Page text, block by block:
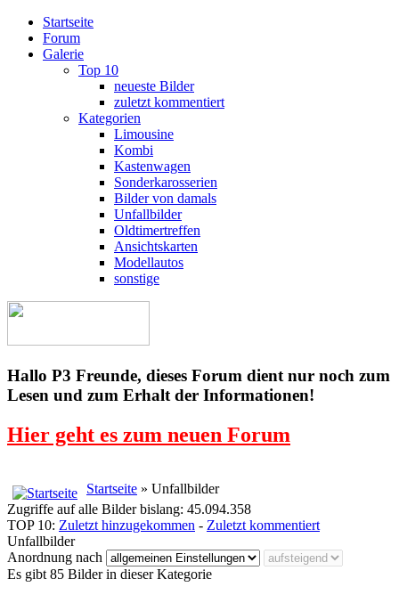
Startseite
Forum
Galerie
Top 10
neueste Bilder
zuletzt kommentiert
Kategorien
Limousine
Kombi
Kastenwagen
Sonderkarosserien
Bilder von damals
Unfallbilder
Oldtimertreffen
Ansichtskarten
Modellautos
sonstige
Hallo P3 Freunde, dieses Forum dient nur noch zum
Lesen und zum Erhalt der Informationen!
Hier geht es zum neuen Forum
Startseite » Unfallbilder
Zugriffe auf alle Bilder bislang: 45.094.358
TOP 10: Zuletzt hinzugekommen - Zuletzt kommentiert
Unfallbilder
Anordnung nach
Es gibt 85 Bilder in dieser Kategorie